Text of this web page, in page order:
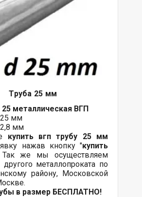
Труба 25 мм
25 металлическая ВГП
мм
мм
купить вгп трубу 25 мм
нажав кнопку "купить
же мы осуществляем
другого металлопроката по
району, Московской
в размер БЕСПЛАТНО!